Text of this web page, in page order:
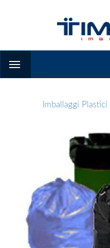
Imballaggi Plastici